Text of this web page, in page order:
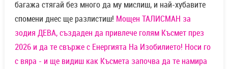
багажа стягай без много да му мислиш, и най-хубавите
спомени днес ще разлистиш! Мощен ТАЛИСМАН за
зодия ДЕВА, създаден да привлече голям Късмет през
2026 и да те свърже с Енергията На Изобилието! Носи го
с вяра - и ще видиш как Късмета започва да те намира